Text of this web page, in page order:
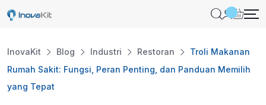
Skip
InovaKit Blog Industri Restoran
Troli Makanan
Rumah Sakit: Fungsi, Peran Penting, dan Panduan Memilih
yang Tepat